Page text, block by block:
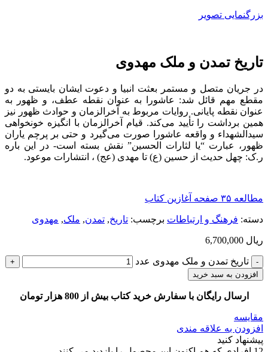
بزرگنمایی تصویر
تاریخ تمدن و ملک مهدوی
در جریان متصل و مستمر بعثت انبیا و دعوت ایشان بایستی به دو
مقطع مهم قائل شد: عاشورا به عنوان نقطه عطف، و ظهور به
عنوان نقطه پایانی. روایات مربوط به آخرالزمان و حوادث ظهور نیز
همین برداشت را تأیید می‌کند. قیام آخرالزمان با انگیزه خونخواهی
سیدالشهداء و واقعه عاشورا صورت می‌گیرد و حتی بر پرچم یاران
ظهور، عبارت “یا لثارات الحسین” نقش بسته است- در این باره
ر.ک: چهل حدیث از حسین (ع) تا مهدی (عج) ، انتشارات موعود.
مطالعه ۳۵ صفحه آغازین کتاب
دسته: فرهنگ و ارتباطات برچسب: تاریخ, تمدن, ملک, مهدوی
ریال
تاریخ تمدن و ملک مهدوی عدد
افزودن به سبد خرید
ارسال رایگان با سفارش خرید کتاب بیش از 800 هزار تومان
مقایسه
افزودن به علاقه مندی
پیشنهاد کنید